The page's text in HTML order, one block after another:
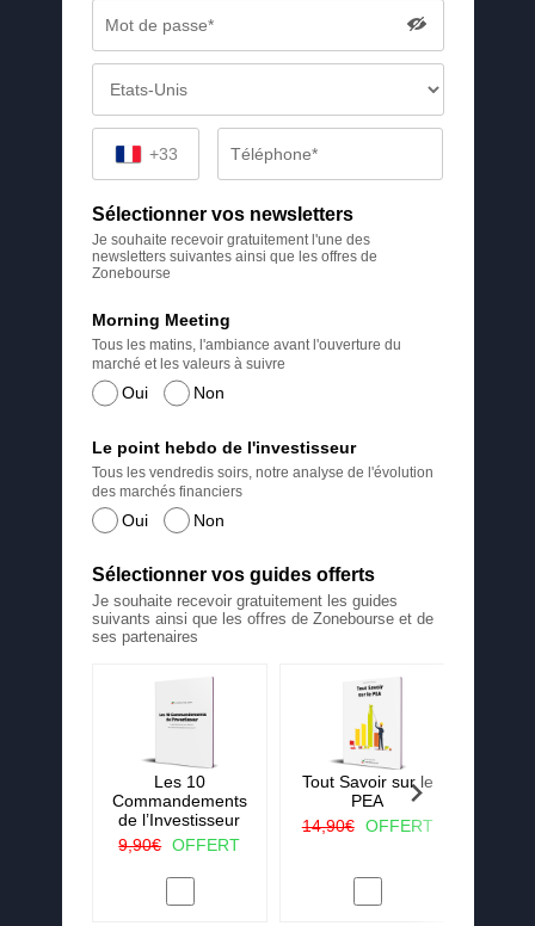
+33
Sélectionner vos newsletters
Je souhaite recevoir gratuitement l'une des
newsletters suivantes ainsi que les offres de
Zonebourse
Oui Non
Morning Meeting
Tous les matins, l'ambiance avant l'ouverture du
marché et les valeurs à suivre
Oui Non
Le point hebdo de l'investisseur
Tous les vendredis soirs, notre analyse de l'évolution
des marchés financiers
Sélectionner vos guides offerts
Je souhaite recevoir gratuitement les guides
suivants ainsi que les offres de Zonebourse et de
ses partenaires
Les 10
Commandements
de l’Investisseur
9,90€ OFFERT
Tout Savoir sur le
PEA
14,90€ OFFERT